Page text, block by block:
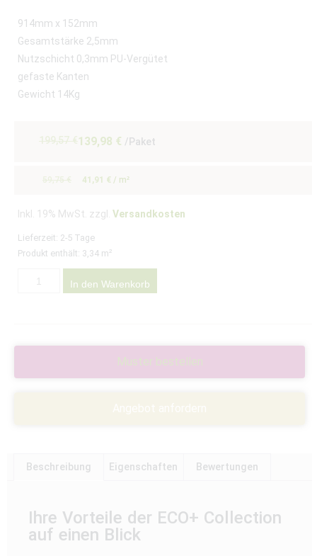
914mm x 152mm
Gesamtstärke 2,5mm
Nutzschicht 0,3mm PU-Vergütet
gefaste Kanten
Gewicht 14Kg
199,57€139,98 € /Paket
59,75€ 41,91 € / m²
Inkl. 19% MwSt. zzgl. Versandkosten
Lieferzeit: 2-5 Tage
Produkt enthält: 3,34 m²
In den Warenkorb
Beschreibung Eigenschaften Bewertungen
Ihre Vorteile der ECO+ Collection
auf einen Blick